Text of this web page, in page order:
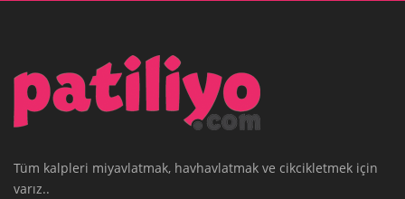
Tüm kalpleri miyavlatmak, havhavlatmak ve cikcikletmek için
varız..